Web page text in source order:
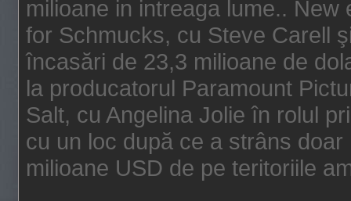
milioane in intreaga lume..
for Schmucks, cu Steve Carell
încasări de 23,3 milioane de
la producatorul Paramount
Salt, cu Angelina Jolie în rolul
cu un loc după ce a strâns
milioane USD de pe teritoriile